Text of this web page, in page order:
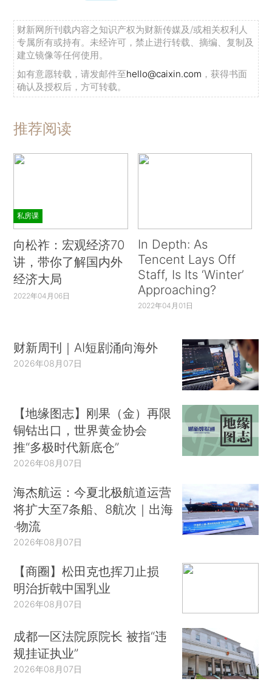
财新网所刊载内容之知识产权为财新传媒及/或相关权利人
专属所有或持有。未经许可，禁止进行转载、摘编、复制及
建立镜像等任何使用。
如有意愿转载，请发邮件至hello@caixin.com ，获得书面
确认及授权后，方可转载。
推荐阅读
私房课
向松祚：宏观经济70
讲，带你了解国内外
经济大局
2022年04月06日
In Depth: As
Tencent Lays Off
Staff, Is Its ‘Winter’
Approaching?
2022年04月01日
财新周刊｜AI短剧涌向海外
2026年08月07日
【地缘图志】刚果（金）再限
铜钴出口，世界黄金协会
推“多极时代新底仓”
2026年08月07日
海杰航运：今夏北极航道运营
将扩大至7条船、8航次｜出海
·物流
2026年08月07日
【商圈】松田克也挥刀止损
明治折戟中国乳业
2026年08月07日
成都一区法院原院长 被指“违
规挂证执业”
2026年08月07日